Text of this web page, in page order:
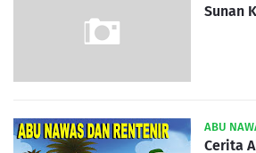
Sunan
ABU
Cerita